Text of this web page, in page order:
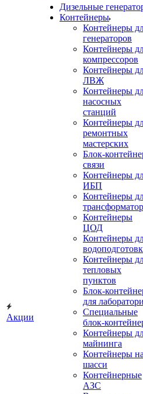
Акции
Дизельные
Контейнеры
Контейнеры
генераторов
Контейнеры
компрессоров
Контейнеры
ЛВЖ
Контейнеры
насосных
станций
Контейнеры
ремонтных
мастерских
Блок-
связи
Контейнеры
ИБП
Контейнеры
Контейнеры
ЦОД
Контейнеры
Контейнеры
тепловых
пунктов
Блок-
для
Специальные
блок-
Контейнеры
майнинга
Контейнеры на
шасси
Контейнерные
АЗС